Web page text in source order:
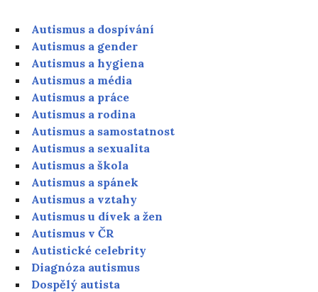
Autismus a dospívání
Autismus a gender
Autismus a hygiena
Autismus a média
Autismus a práce
Autismus a rodina
Autismus a samostatnost
Autismus a sexualita
Autismus a škola
Autismus a spánek
Autismus a vztahy
Autismus u dívek a žen
Autismus v ČR
Autistické celebrity
Diagnóza autismus
Dospělý autista